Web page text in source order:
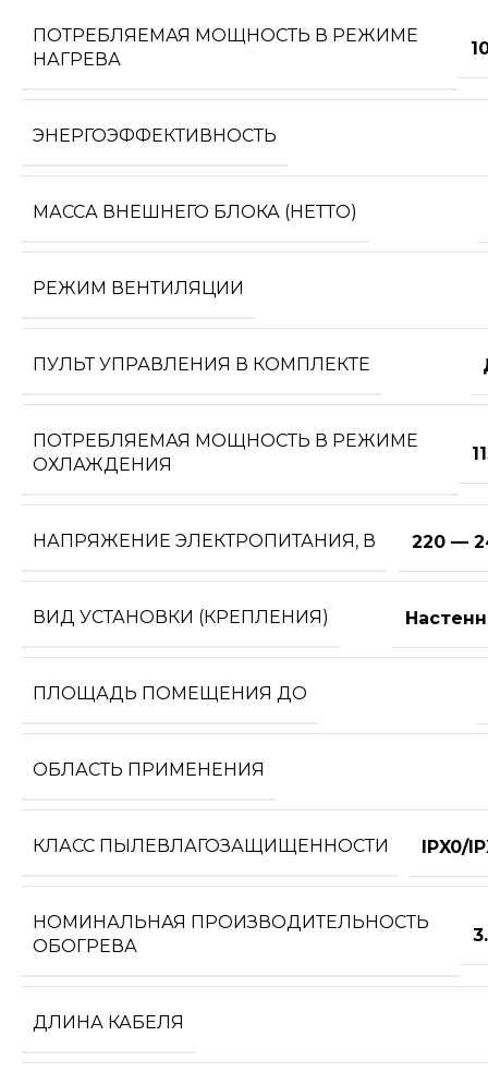
ПОТРЕБЛЯЕМАЯ МОЩНОСТЬ В РЕЖИМЕ
НАГРЕВА
ЭНЕРГОЭФФЕКТИВНОСТЬ
МАССА ВНЕШНЕГО БЛОКА (НЕТТО)
РЕЖИМ ВЕНТИЛЯЦИИ
ПУЛЬТ УПРАВЛЕНИЯ В КОМПЛЕКТЕ
ПОТРЕБЛЯЕМАЯ МОЩНОСТЬ В РЕЖИМЕ
ОХЛАЖДЕНИЯ
НАПРЯЖЕНИЕ ЭЛЕКТРОПИТАНИЯ, В 220 —
ВИД УСТАНОВКИ (КРЕПЛЕНИЯ)
ПЛОЩАДЬ ПОМЕЩЕНИЯ ДО
ОБЛАСТЬ ПРИМЕНЕНИЯ
КЛАСС ПЫЛЕВЛАГОЗАЩИЩЕННОСТИ IPX0/
НОМИНАЛЬНАЯ ПРОИЗВОДИТЕЛЬНОСТЬ
ОБОГРЕВА
ДЛИНА КАБЕЛЯ